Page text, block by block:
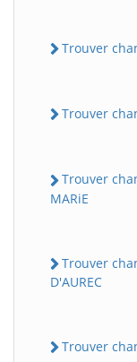
Trouver
Trouver
Trouver
MARiE
Trouver
D'AUREC
Trouver